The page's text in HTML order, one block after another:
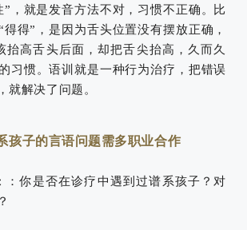
”，就是发音方法不对，习惯不正确。比
得得”，是因为舌头位置没有摆放正确，
抬高舌头后面，却把舌尖抬高，久而久
习惯。语训就是一种行为治疗，把错误
就解决了问题。
孩子的言语问题需多职业合作
：你是否在诊疗中遇到过谱系孩子？对